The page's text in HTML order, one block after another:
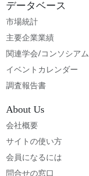
データベース
市場統計
主要企業業績
関連学会/コンソシアム
イベントカレンダー
調査報告書
About Us
会社概要
サイトの使い方
会員になるには
問合せの窓口